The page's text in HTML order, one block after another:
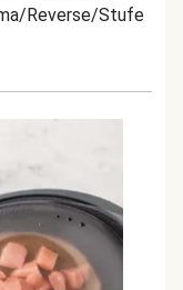
Reverse/Stufe